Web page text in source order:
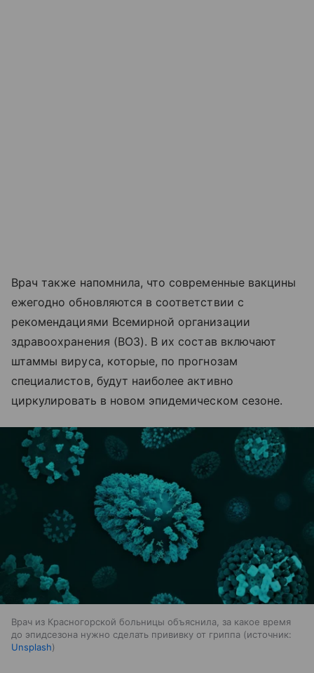
Врач также напомнила, что современные вакцины
ежегодно обновляются в соответствии с
рекомендациями Всемирной организации
здравоохранения (ВОЗ). В их состав включают
штаммы вируса, которые, по прогнозам
специалистов, будут наиболее активно
циркулировать в новом эпидемическом сезоне.
Врач из Красногорской больницы объяснила, за какое время
до эпидсезона нужно сделать прививку от гриппа
источник:
Unsplash